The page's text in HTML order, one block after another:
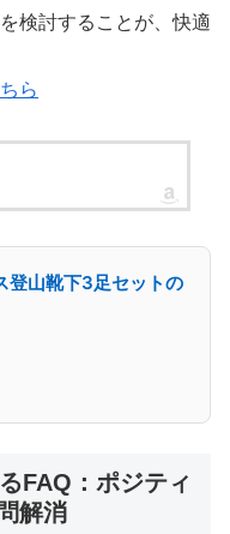
検討することが、快適
ら
登山靴下3足セットの
FAQ：ポジティ
解消